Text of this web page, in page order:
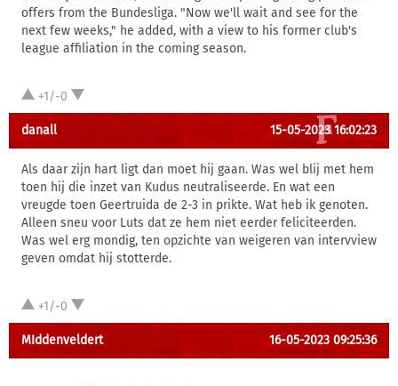
offers from the Bundesliga. "Now we'll wait and see for the
next few weeks," he added, with a view to his former club's
league affiliation in the coming season.
+1/-0
danall 15-05-2023 16:02:23
Als daar zijn hart ligt dan moet hij gaan. Was wel blij met hem
toen hij die inzet van Kudus neutraliseerde. En wat een
vreugde toen Geertruida de 2-3 in prikte. Wat heb ik genoten.
Alleen sneu voor Luts dat ze hem niet eerder feliciteerden.
Was wel erg mondig, ten opzichte van weigeren van intervview
geven omdat hij stotterde.
+1/-0
MIddenveldert 16-05-2023 09:25:36